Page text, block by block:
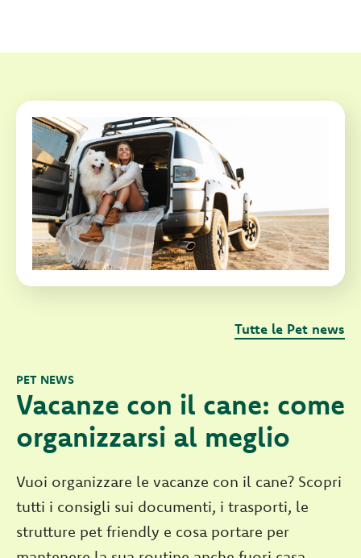
PET NEWS
Vacanze con il cane: come
organizzarsi al meglio
Vuoi organizzare le vacanze con il cane? Scopri
tutti i consigli sui documenti, i trasporti, le
strutture pet friendly e cosa portare per
Tutte le Pet news